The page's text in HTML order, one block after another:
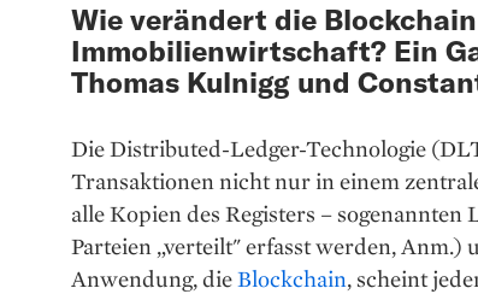
Wie verändert die
Immobilienwirtschaft? Ein
Thomas Kulnigg und
Die Distributed-Ledger-Technologie
Transaktionen nicht nur in einem
alle Kopien des Registers – sogenannten
Parteien „verteilt" erfasst werden, Anm.)
Anwendung, dieBlockchain, scheint